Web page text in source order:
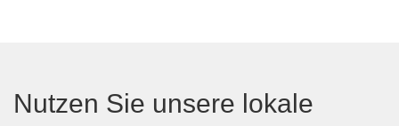
Nutzen Sie unsere lokale